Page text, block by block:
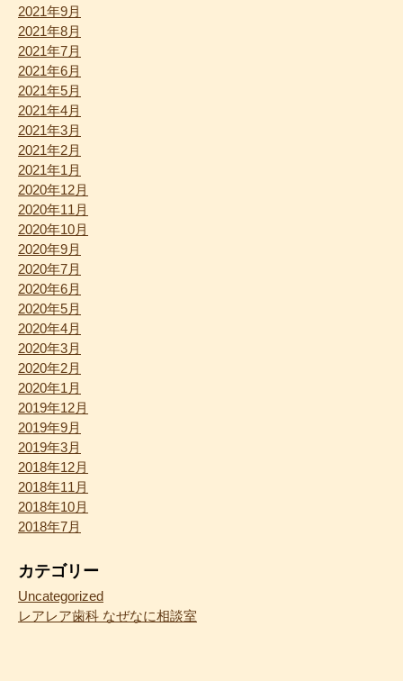
2021年9月
2021年8月
2021年7月
2021年6月
2021年5月
2021年4月
2021年3月
2021年2月
2021年1月
2020年12月
2020年11月
2020年10月
2020年9月
2020年7月
2020年6月
2020年5月
2020年4月
2020年3月
2020年2月
2020年1月
2019年12月
2019年9月
2019年3月
2018年12月
2018年11月
2018年10月
2018年7月
カテゴリー
Uncategorized
レアレア歯科 なぜなに相談室